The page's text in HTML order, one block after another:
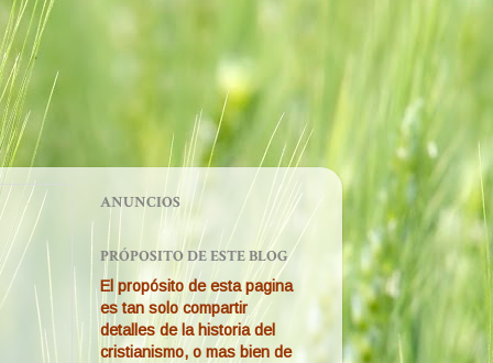
ANUNCIOS
PRÓPOSITO DE ESTE BLOG
El propósito de esta pagina
es tan solo compartir
detalles de la historia del
cristianismo, o mas bien de